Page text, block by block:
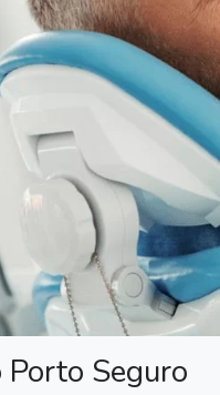
Seguro